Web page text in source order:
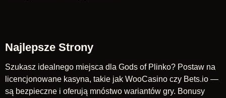
Najlepsze Strony
Szukasz idealnego miejsca dla Gods of Plinko? Postaw na
licencjonowane kasyna, takie jak WooCasino czy Bets.io —
są bezpieczne i oferują mnóstwo wariantów gry. Bonusy